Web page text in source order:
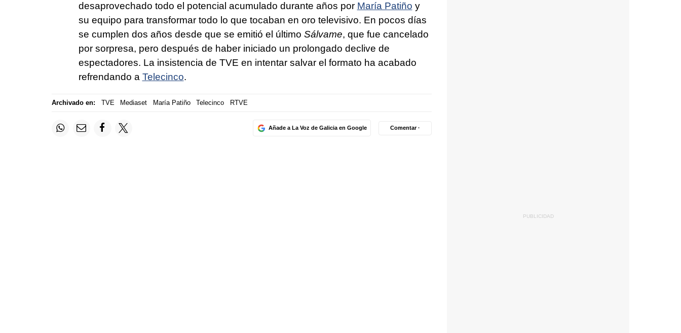
desaprovechado todo el potencial acumulado durante años por María Patiño y
su equipo para transformar todo lo que tocaban en oro televisivo. En pocos días
se cumplen dos años desde que se emitió el último Sálvame, que fue cancelado
por sorpresa, pero después de haber iniciado un prolongado declive de
espectadores. La insistencia de TVE en intentar salvar el formato ha acabado
refrendando a Telecinco.
Archivado en: TVE Mediaset María Patiño Telecinco RTVE
Añade a La Voz de Galicia en Google Comentar ·